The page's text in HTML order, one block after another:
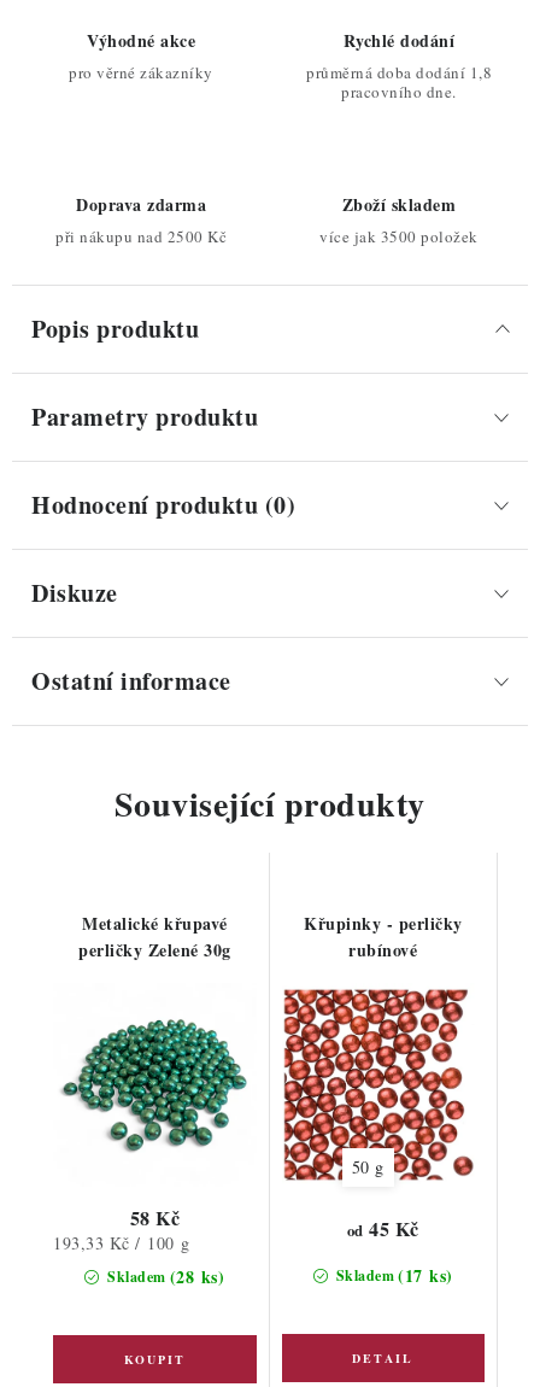
Výhodné akce
pro věrné zákazníky
Rychlé dodání
průměrná doba dodání 1,8
pracovního dne.
Doprava zdarma
při nákupu nad 2500 Kč
Zboží skladem
více jak 3500 položek
Popis produktu
Parametry produktu
Hodnocení produktu (0)
Diskuze
Ostatní informace
Související produkty
Metalické křupavé
perličky Zelené 30g
Skladem (28 ks)
58 Kč
Měrná
cena:
193,33 Kč / 100 g
Křupinky - perličky
rubínové
50 g
Skladem(17 ks)
od 45 Kč